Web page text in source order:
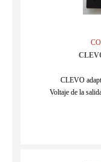
CLEVO
Voltaje de la